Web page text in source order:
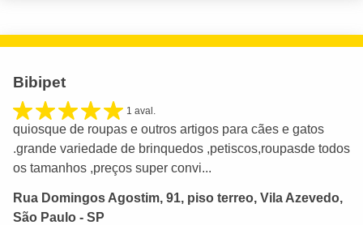
Bibipet
1 aval.
quiosque de roupas e outros artigos para cães e gatos
.grande variedade de brinquedos ,petiscos,roupasde todos
os tamanhos ,preços super convi...
Rua Domingos Agostim, 91, piso terreo, Vila Azevedo,
São Paulo - SP